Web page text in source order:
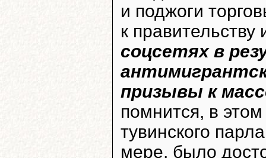
и поджоги
к
соцсетях в
призывы к
помнится, в
тувинского
мере, было